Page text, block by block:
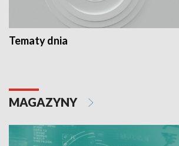
Tematy dnia
MAGAZYNY